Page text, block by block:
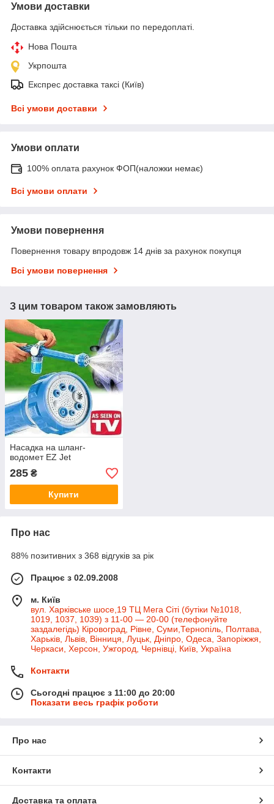
Умови доставки
Доставка здійснюється тільки по передоплаті.
Нова Пошта
Укрпошта
Експрес доставка таксі (Київ)
Всі умови доставки
Умови оплати
100% оплата рахунок ФОП(наложки немає)
Всі умови оплати
Умови повернення
Повернення товару впродовж 14 днів за рахунок покупця
Всі умови повернення
З цим товаром також замовляють
Насадка на шланг-
водомет EZ Jet
285 ₴
Купити
Про нас
88% позитивних з 368 відгуків за рік
Працює з 02.09.2008
м. Київ
вул. Харківське шосе,19 ТЦ Мега Сіті (бутіки №1018,
1019, 1037, 1039) з 11-00 — 20-00 (телефонуйте
заздалегідь) Кіровоград, Рівне, Суми,Тернопіль, Полтава,
Харьків, Львів, Вінниця, Луцьк, Дніпро, Одеса, Запоріжжя,
Черкаси, Херсон, Ужгород, Чернівці, Київ, Україна
Контакти
Сьогодні працює з 11:00 до 20:00
Показати весь графік роботи
Про нас
Контакти
Доставка та оплата